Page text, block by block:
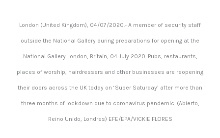
London (United Kingdom), 04/07/2020.- A member of security staff
outside the National Gallery during preparations for opening at the
National Gallery London, Britain, 04 July 2020. Pubs, restaurants,
places of worship, hairdressers and other businesses are reopening
their doors across the UK today on ‘Super Saturday’ after more than
three months of lockdown due to coronavirus pandemic. (Abierto,
Reino Unido, Londres) EFE/EPA/VICKIE FLORES